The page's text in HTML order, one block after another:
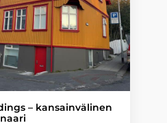
– kansainvälinen